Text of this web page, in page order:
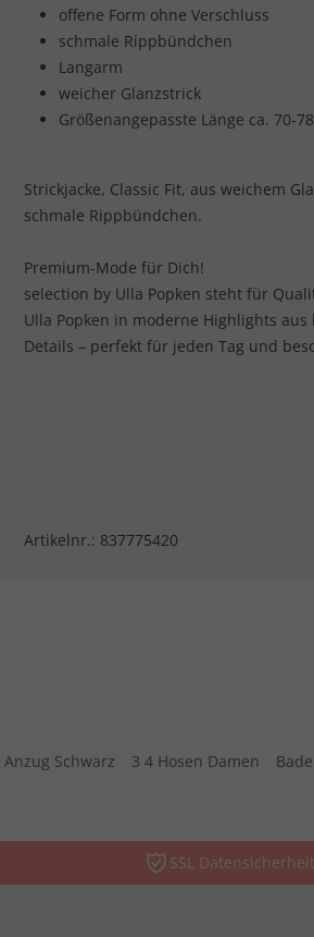
offene Form ohne Verschluss
schmale Rippbündchen
Langarm
weicher Glanzstrick
Größenangepasste Länge ca. 70-
Strickjacke, Classic Fit, aus weichem
schmale Rippbündchen.
Premium-Mode für Dich!
selection by Ulla Popken steht für
Ulla Popken in moderne Highlights
Details – perfekt für jeden Tag und
Artikelnr.: 837775420
Anzug Schwarz 3 4 Hosen Damen
SSL Datensicherheit